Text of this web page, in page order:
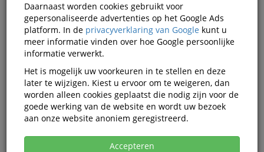
filter
Facilitaire artikelen
Hygiëne-artikelen
Mopsystemen
Greenspeed Sprenklerpakket
Velcro per set
Korting vanaf aankoop 2 eenheden, zieprijsoverzicht
Daarnaast worden cookies gebruikt voor
gepersonaliseerde advertenties op het Google Ads
platform. In de privacyverklaring van Google kunt u
meer informatie vinden over hoe Google persoonlijke
informatie verwerkt.
Het is mogelijk uw voorkeuren in te stellen en deze
later te wijzigen. Kiest u ervoor om te weigeren, dan
worden alleen cookies geplaatst die nodig zijn voor de
goede werking van de website en wordt uw bezoek
aan onze website anoniem geregistreerd.
Accepteren